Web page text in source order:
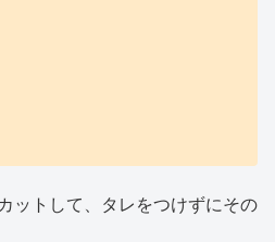
ットして、タレをつけずにその